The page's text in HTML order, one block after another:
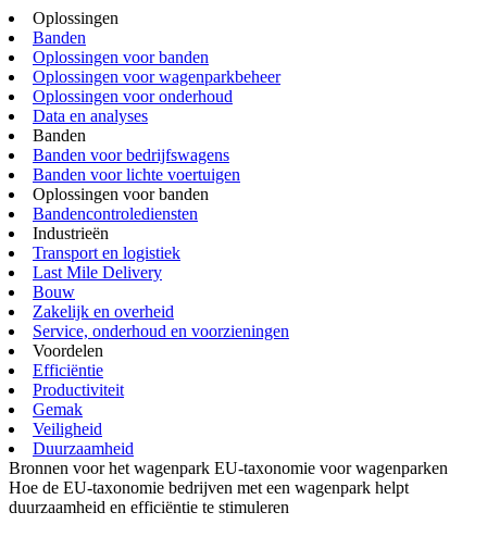
Oplossingen
Banden
Oplossingen voor banden
Oplossingen voor wagenparkbeheer
Oplossingen voor onderhoud
Data en analyses
Banden
Banden voor bedrijfswagens
Banden voor lichte voertuigen
Oplossingen voor banden
Bandencontrolediensten
Industrieën
Transport en logistiek
Last Mile Delivery
Bouw
Zakelijk en overheid
Service, onderhoud en voorzieningen
Voordelen
Efficiëntie
Productiviteit
Gemak
Veiligheid
Duurzaamheid
Bronnen voor het wagenpark EU-taxonomie voor wagenparken
Hoe de EU-taxonomie bedrijven met een wagenpark helpt
duurzaamheid en efficiëntie te stimuleren